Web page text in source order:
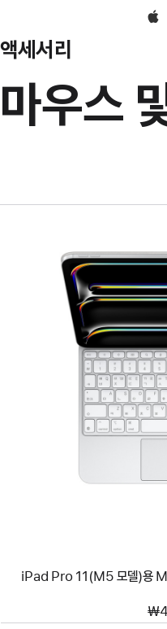
액세서리
마우스
-
iPad Pro 11(M5 모델)용